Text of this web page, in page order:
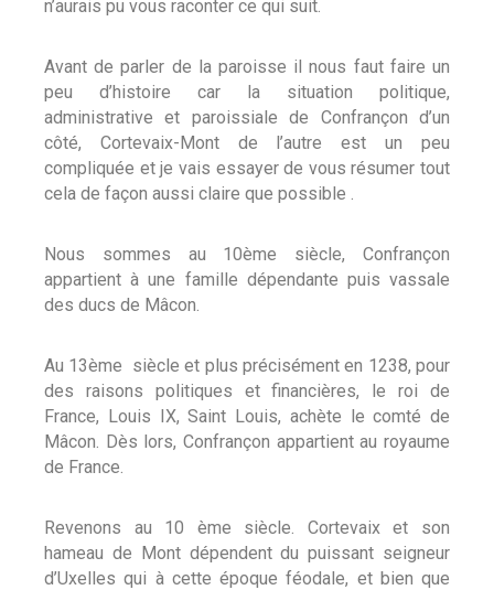
n’aurais pu vous raconter ce qui suit.
Avant de parler de la paroisse il nous faut faire un
peu d’histoire car la situation politique,
administrative et paroissiale de Confrançon d’un
côté, Cortevaix-Mont de l’autre est un peu
compliquée et je vais essayer de vous résumer tout
cela de façon aussi claire que possible .
Nous sommes au 10ème siècle, Confrançon
appartient à une famille dépendante puis vassale
des ducs de Mâcon.
Au 13ème siècle et plus précisément en 1238, pour
des raisons politiques et financières, le roi de
France, Louis IX, Saint Louis, achète le comté de
Mâcon. Dès lors, Confrançon appartient au royaume
de France.
Revenons au 10 ème siècle. Cortevaix et son
hameau de Mont dépendent du puissant seigneur
d’Uxelles qui à cette époque féodale, et bien que